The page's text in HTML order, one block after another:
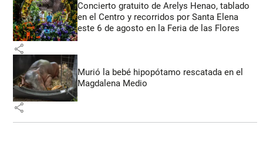
Concierto gratuito de Arelys Henao, tablado
en el Centro y recorridos por Santa Elena
este 6 de agosto en la Feria de las Flores
share
Murió la bebé hipopótamo rescatada en el
Magdalena Medio
share